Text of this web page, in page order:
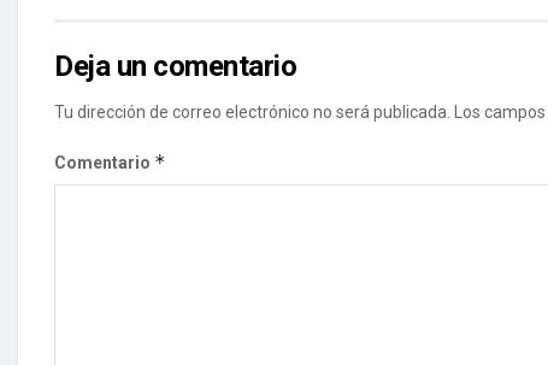
Deja un comentario
Tu dirección de correo electrónico no será publicada. Los
Comentario *